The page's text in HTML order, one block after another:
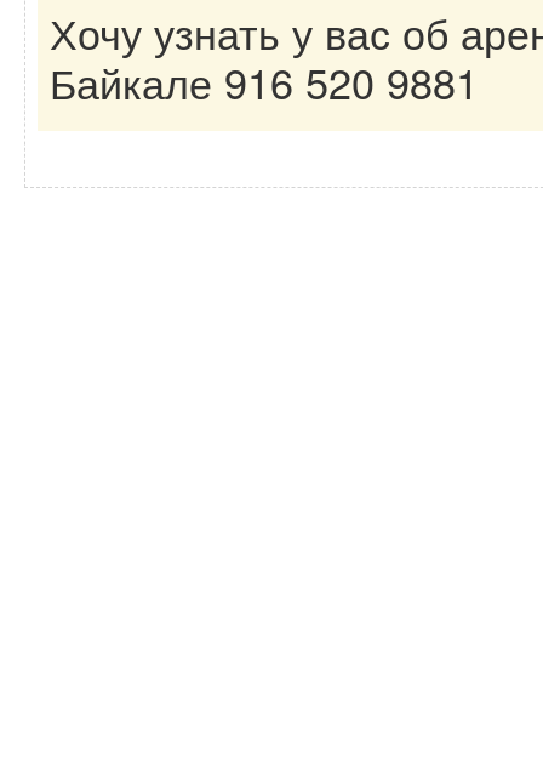
Хочу узнать у вас об
Байкале 916 520 9881